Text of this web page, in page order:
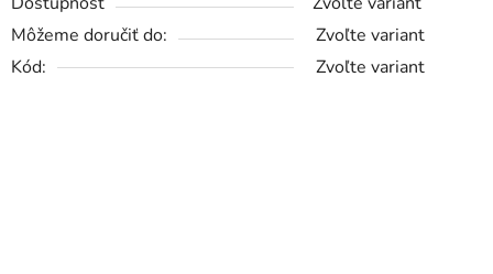
Môžeme doručiť do:
Zvoľte variant
Kód:
Zvoľte variant